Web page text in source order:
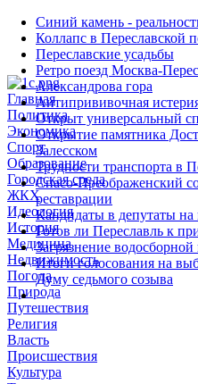
Главная
Политика
Экономика
Спорт
Образование
Городская среда
ЖКХ
Идеология
История
Медицина
Недвижимость
Погода
Природа
Путешествия
Религия
Власть
Происшествия
Культура
Синий камень -
Коллапс в Переславской
Переславские усадьбы
Ретро поезд Москва-
Александрова гора
Антипрививочная
Открыт универсальный
Открытие памятника
Залесском
Трудности транспорта в
Спасо-Преображенский
реставрации
Кандидаты в депутаты
Готов ли Переславль к
Загрязнение
Итоги голосования на
Думу седьмого созыва